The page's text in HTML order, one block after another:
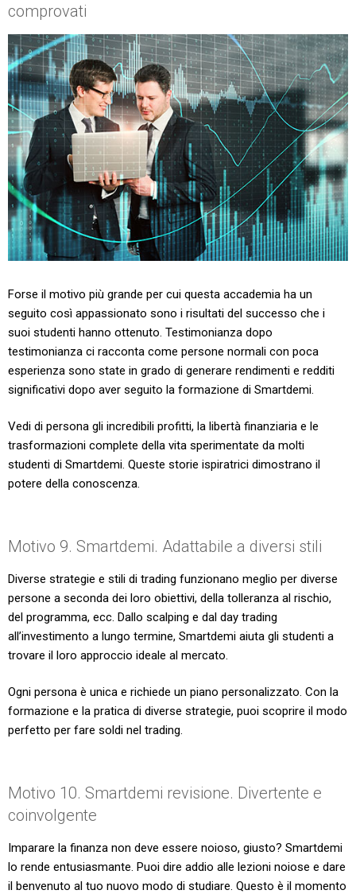
comprovati
Forse il motivo più grande per cui questa accademia ha un
seguito così appassionato sono i risultati del successo che i
suoi studenti hanno ottenuto. Testimonianza dopo
testimonianza ci racconta come persone normali con poca
esperienza sono state in grado di generare rendimenti e redditi
significativi dopo aver seguito la formazione di Smartdemi.
Vedi di persona gli incredibili profitti, la libertà finanziaria e le
trasformazioni complete della vita sperimentate da molti
studenti di Smartdemi. Queste storie ispiratrici dimostrano il
potere della conoscenza.
Motivo 9. Smartdemi. Adattabile a diversi stili
Diverse strategie e stili di trading funzionano meglio per diverse
persone a seconda dei loro obiettivi, della tolleranza al rischio,
del programma, ecc. Dallo scalping e dal day trading
all’investimento a lungo termine, Smartdemi aiuta gli studenti a
trovare il loro approccio ideale al mercato.
Ogni persona è unica e richiede un piano personalizzato. Con la
formazione e la pratica di diverse strategie, puoi scoprire il modo
perfetto per fare soldi nel trading.
Motivo 10. Smartdemi revisione. Divertente e
coinvolgente
Imparare la finanza non deve essere noioso, giusto? Smartdemi
lo rende entusiasmante. Puoi dire addio alle lezioni noiose e dare
il benvenuto al tuo nuovo modo di studiare. Questo è il momento